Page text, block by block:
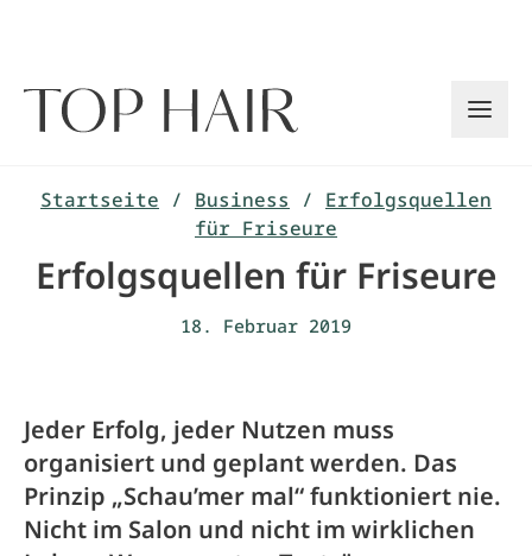
Startseite / Business / Erfolgsquellen
für Friseure
Erfolgsquellen für Friseure
18. Februar 2019
Jeder Erfolg, jeder Nutzen muss
organisiert und geplant werden. Das
Prinzip „Schau’mer mal“ funktioniert nie.
Nicht im Salon und nicht im wirklichen